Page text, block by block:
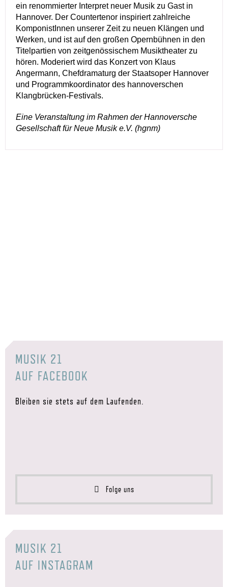
ein renommierter Interpret neuer Musik zu Gast in
Hannover. Der Countertenor inspiriert zahlreiche
KomponistInnen unserer Zeit zu neuen Klängen und
Werken, und ist auf den großen Opernbühnen in den
Titelpartien von zeitgenössischem Musiktheater zu
hören. Moderiert wird das Konzert von Klaus
Angermann, Chefdramaturg der Staatsoper Hannover
und Programmkoordinator des hannoverschen
Klangbrücken-Festivals.
Eine Veranstaltung im Rahmen der Hannoversche
Gesellschaft für Neue Musik e.V. (hgnm)
MUSIK 21
AUF FACEBOOK
Bleiben sie stets auf dem Laufenden.
Folge uns
MUSIK 21
AUF INSTAGRAM